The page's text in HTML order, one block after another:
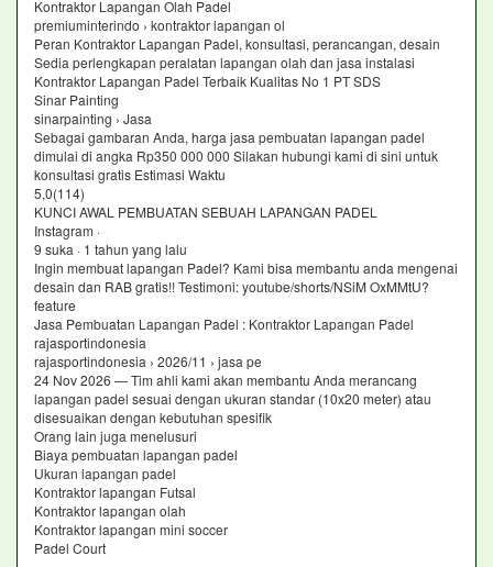
Kontraktor Lapangan Olah Padel
premiuminterindo › kontraktor lapangan ol
Peran Kontraktor Lapangan Padel, konsultasi, perancangan, desain
Sedia perlengkapan peralatan lapangan olah dan jasa instalasi
Kontraktor Lapangan Padel Terbaik Kualitas No 1 PT SDS
Sinar Painting
sinarpainting › Jasa
Sebagai gambaran Anda, harga jasa pembuatan lapangan padel
dimulai di angka Rp350 000 000 Silakan hubungi kami di sini untuk
konsultasi gratis Estimasi Waktu
5,0(114)
KUNCI AWAL PEMBUATAN SEBUAH LAPANGAN PADEL
Instagram ·
9 suka · 1 tahun yang lalu
Ingin membuat lapangan Padel? Kami bisa membantu anda mengenai
desain dan RAB gratis!! Testimoni: youtube/shorts/NSiM OxMMtU?
feature
Jasa Pembuatan Lapangan Padel : Kontraktor Lapangan Padel
rajasportindonesia
rajasportindonesia › 2026/11 › jasa pe
24 Nov 2026 — Tim ahli kami akan membantu Anda merancang
lapangan padel sesuai dengan ukuran standar (10x20 meter) atau
disesuaikan dengan kebutuhan spesifik
Orang lain juga menelusuri
Biaya pembuatan lapangan padel
Ukuran lapangan padel
Kontraktor lapangan Futsal
Kontraktor lapangan olah
Kontraktor lapangan mini soccer
Padel Court